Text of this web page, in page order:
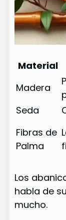
Material
Madera
Seda
Fibras de
Palma
Los
habla de
mucho.